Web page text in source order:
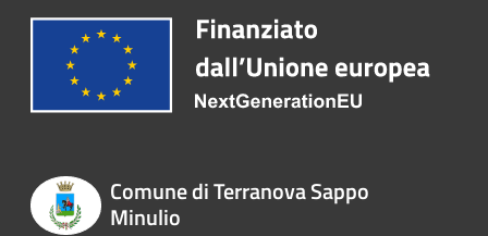
Comune di Terranova Sappo
Minulio